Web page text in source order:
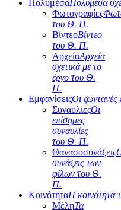
ΠολυμέσαΠολυμέσα
Φωτογραφίες
του Θ. Π.
ΒίντεοΒίντεο
του Θ. Π.
ΑρχείαΑρχεία
σχετικά με το
έργο του Θ.
Π.
ΕμφανίσειςΟι ζωντανές
ΣυναυλίεςΟι
επίσημες
συναυλίες
του Θ. Π.
Θανασοσυνάξεις
συνάξεις των
φίλων του Θ.
Π.
ΚοινότηταΗ κοινότητα
ΜέληΤα